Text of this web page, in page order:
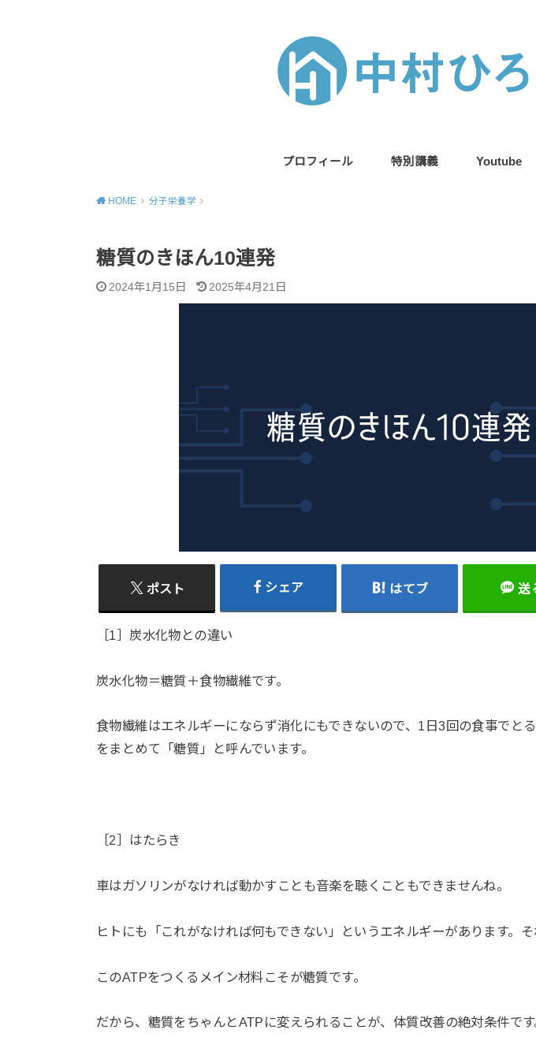
プロフィール 特別講義 Youtube
HOME 分子栄養学
糖質のきほん10連発
2024年1月15日 2025年4月21日
ポスト シェア はてブ 送
［1］炭水化物との違い
炭水化物＝糖質＋食物繊維です。
食物繊維はエネルギーにならず消化にもできないので、1日3回の食事でと
をまとめて「糖質」と呼んでいます。
［2］はたらき
車はガソリンがなければ動かすことも音楽を聴くこともできませんね。
ヒトにも「これがなければ何もできない」というエネルギーがあります。そ
このATPをつくるメイン材料こそが糖質です。
だから、糖質をちゃんとATPに変えられることが、体質改善の絶対条件です